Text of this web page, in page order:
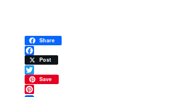
Share
Facebook
Post
Twitter
Save